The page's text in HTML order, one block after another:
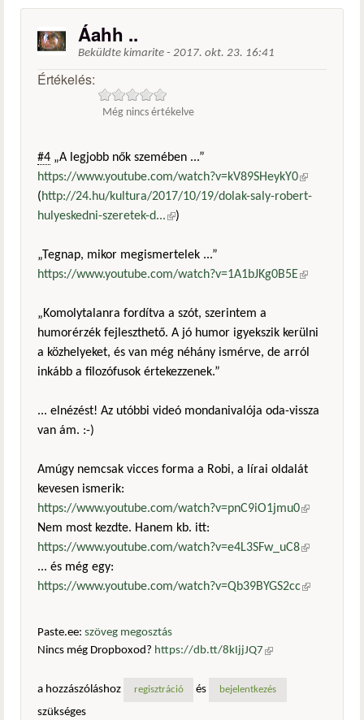
Áahh ..
Beküldte kimarite - 2017. okt. 23. 16:41
Értékelés:
Még nincs értékelve
#4 „A legjobb nők szemében ...”
https://www.youtube.com/watch?v=kV89SHeykY0(külső
hivatkozás)
(http://24.hu/kultura/2017/10/19/dolak-saly-robert-
hulyeskedni-szeretek-d...(külső hivatkozás)
)
„Tegnap, mikor megismertelek ...”
https://www.youtube.com/watch?v=1A1bJKg0B5E(külső
„Komolytalanra fordítva a szót, szerintem a
humorérzék fejleszthető. A jó humor igyekszik kerülni
a közhelyeket, és van még néhány ismérve, de arról
inkább a filozófusok értekezzenek.”
... elnézést! Az utóbbi videó mondanivalója oda-vissza
van ám. :-)
Amúgy nemcsak vicces forma a Robi, a lírai oldalát
kevesen ismerik:
https://www.youtube.com/watch?v=pnC9iO1jmu0(külső
Nem most kezdte. Hanem kb. itt:
https://www.youtube.com/watch?v=e4L3SFw_uC8(külső
... és még egy:
https://www.youtube.com/watch?v=Qb39BYGS2cc(külső
Paste.ee: szöveg megosztás
Nincs még Dropboxod? https://db.tt/8kIjjJQ7 (külső
a hozzászóláshoz
regisztráció és bejelentkezés
szükséges